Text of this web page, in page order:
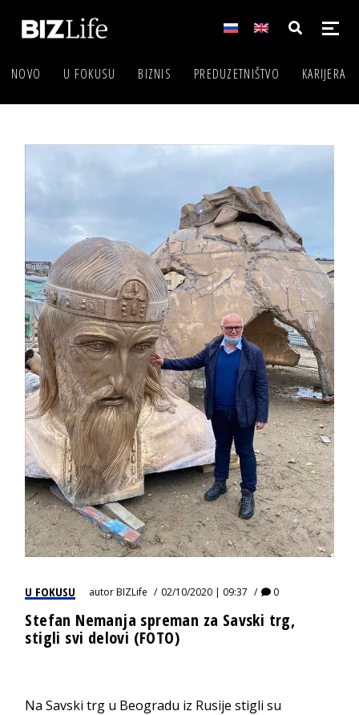
NOVO U FOKUSU BIZNIS PREDUZETNIŠTVO KARIJERA
U FOKUSU autorBIZLife 02/10/2020 | 09:37 0
Stefan Nemanja spreman za Savski trg,
stigli svi delovi (FOTO)
Na Savski trg u Beogradu iz Rusije stigli su